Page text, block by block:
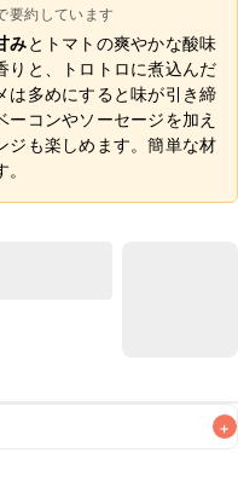
要約しています
みとトマトの爽やかな酸味
りと、トロトロに煮込んだ
は多めにすると味が引き締
ーコンやソーセージを加え
ジも楽しめます。簡単な材
+
なるべくお早めにお召